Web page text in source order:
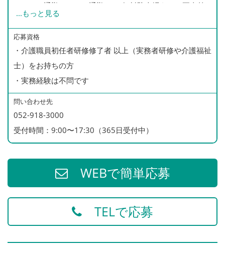
マイカー通勤・バイク通勤OK・無料駐車場あり（要事前
相談）
天白区だけでなく緑区、瑞穂区、南区、北区、昭和区、豊
明市、日進市
などから出勤されている方もいます♪
...もっと見る
応募資格
・介護職員初任者研修修了者 以上（実務者研修や介護福祉
士）をお持ちの方
・実務経験は不問です
問い合わせ先
052-918-3000
受付時間：9:00〜17:30（365日受付中）
WEBで簡単応募
TELで応募